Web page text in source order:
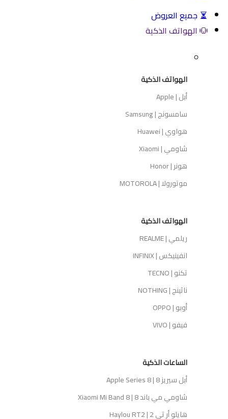
جميع العروض
الهواتف الذكية
الهواتف الذكية
سامسونج | Samsung
هواوي | Huawei
شاومي | Xiaomi
موتورولا | MOTOROLA
الهواتف الذكية
ريلمي | REALME
انفينيكس | INFINIX
ناثينج | NOTHING
فيفو | VIVO
الساعات الذكية
أبل سيريز 8 | Apple Series 8
شاومي مي باند 8 | Xiaomi Mi Band 8
هايلو أر تي 2 | Haylou RT2